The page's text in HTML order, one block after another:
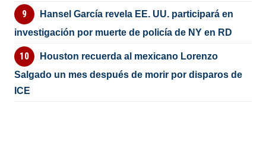
Hansel García revela EE. UU. participará en
investigación por muerte de policía de NY en RD
Houston recuerda al mexicano Lorenzo
Salgado un mes después de morir por disparos de
ICE